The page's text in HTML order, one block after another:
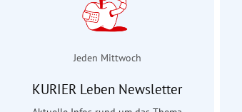
Jeden Mittwoch
KURIER Leben Newsletter